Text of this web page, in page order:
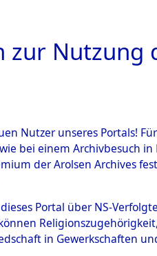
0001
Nutzung
Nutzer unseres Portals!
bei einem Archivbesuch
der Arolsen Archives
Portal über NS-
in Gewerkschaften